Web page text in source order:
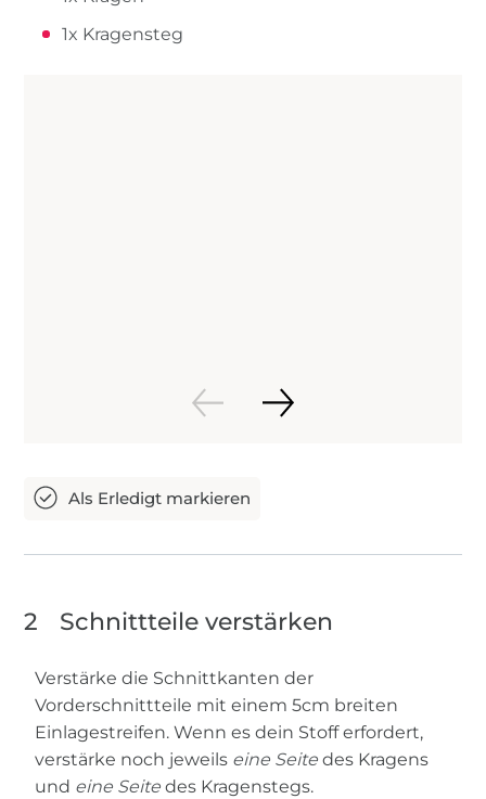
1x Kragensteg
2 Schnittteile verstärken
Verstärke die Schnittkanten der
Vorderschnittteile mit einem 5cm breiten
Einlagestreifen. Wenn es dein Stoff erfordert,
verstärke noch jeweils eine Seite des Kragens
und eine Seite des Kragenstegs.